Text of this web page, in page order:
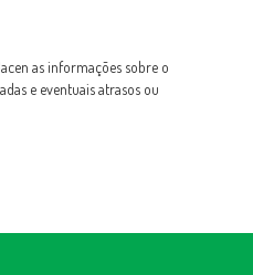
as informações sobre o
e eventuais atrasos ou